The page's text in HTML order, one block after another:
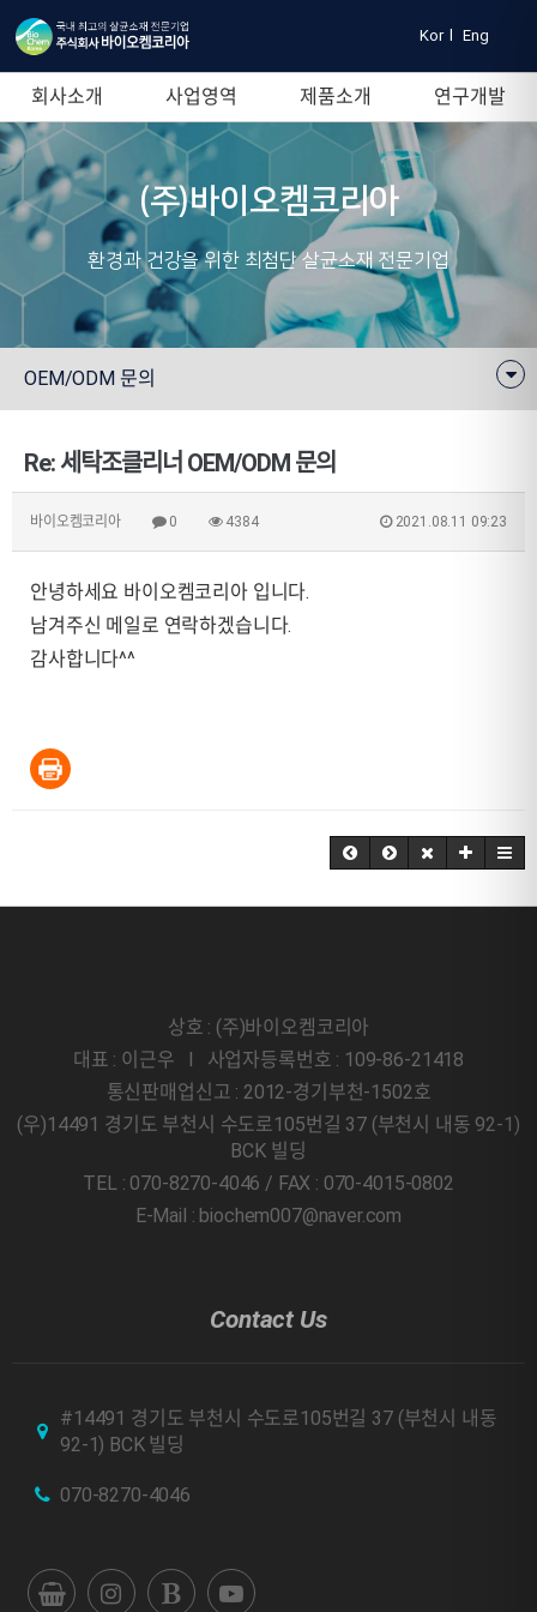
KorlEng
회사소개 사업영역 제품소개 연구개발
(주)바이오켐코리아
환경과 건강을 위한 최첨단 살균소재 전문기업
OEM/ODM 문의
Re: 세탁조클리너 OEM/ODM 문의
바이오켐코리아 0 4384 2021.08.11 09:23
안녕하세요 바이오켐코리아 입니다.
남겨주신 메일로 연락하겠습니다.
감사합니다^^
상호 : (주)바이오켐코리아
대표 : 이근우 l 사업자등록번호 : 109-86-21418
통신판매업신고 : 2012-경기부천-1502호
(우)14491 경기도 부천시 수도로105번길 37 (부천시 내동 92-1)
BCK 빌딩
TEL : 070-8270-4046 / FAX : 070-4015-0802
E-Mail : biochem007@naver.com
Contact Us
#14491 경기도 부천시 수도로105번길 37 (부천시 내동
92-1) BCK 빌딩
070-8270-4046